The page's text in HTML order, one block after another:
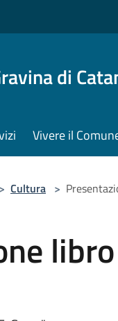
di
Vivere il
> Cultura >